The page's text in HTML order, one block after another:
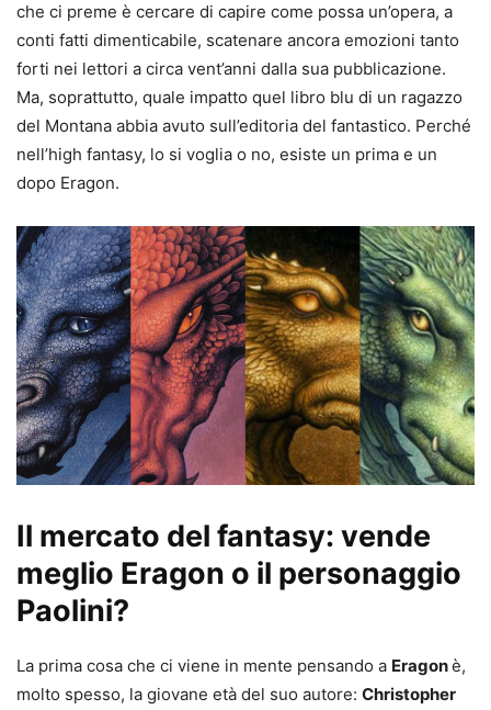
che ci preme è cercare di capire come possa un’opera, a
conti fatti dimenticabile, scatenare ancora emozioni tanto
forti nei lettori a circa vent’anni dalla sua pubblicazione.
Ma, soprattutto, quale impatto quel libro blu di un ragazzo
del Montana abbia avuto sull’editoria del fantastico. Perché
nell’high fantasy, lo si voglia o no, esiste un prima e un
dopo Eragon.
Il mercato del fantasy: vende
meglio Eragon o il personaggio
Paolini?
La prima cosa che ci viene in mente pensando a Eragonè,
molto spesso, la giovane età del suo autore: Christopher